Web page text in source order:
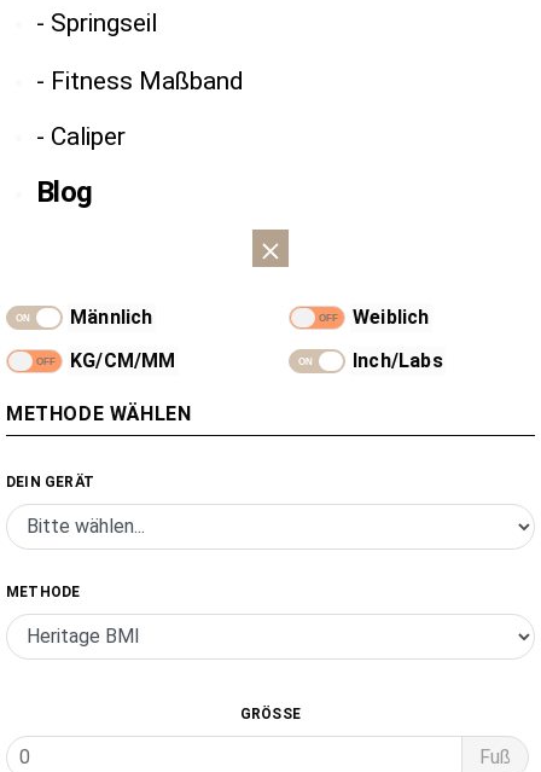
- Springseil
- Fitness Maßband
- Caliper
Blog
Männlich
Weiblich
KG/CM/MM
Inch/Labs
METHODE WÄHLEN
DEIN GERÄT
METHODE
GRÖSSE
Fuß